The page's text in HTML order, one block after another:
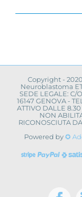
Copyright -
Neuroblastoma
SEDE LEGALE: C/
16147 GENOVA -
ATTIVO DALLE
NON
RICONOSCIUTA
Powered by✪